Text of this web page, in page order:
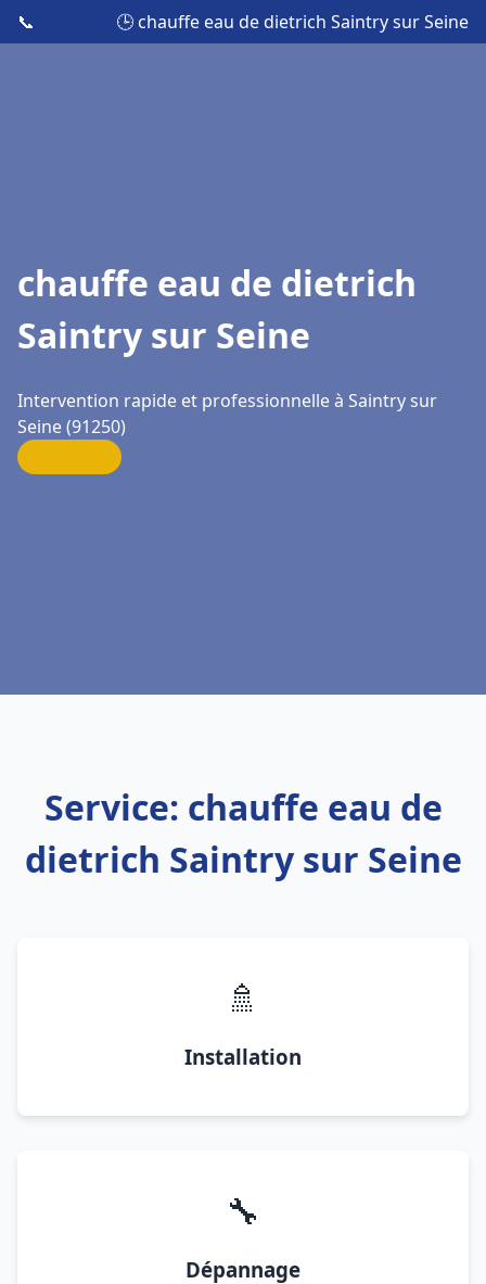
📞 🕒 chauffe eau de dietrich Saintry sur Seine
chauffe eau de dietrich
Saintry sur Seine
Intervention rapide et professionnelle à Saintry sur
Seine (91250)
Service: chauffe eau de
dietrich Saintry sur Seine
🚿
Installation
🔧
Dépannage